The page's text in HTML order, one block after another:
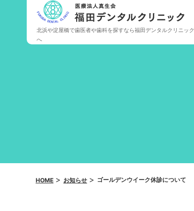
北浜や淀屋橋で歯医者や歯科を探すなら福田デンタルクリニック
へ
HOME お知らせ ゴールデンウイーク休診について